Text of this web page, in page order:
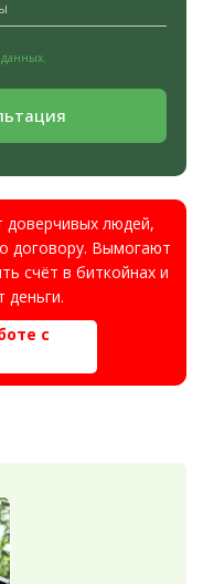
данных.
людей,
договору. Вымогают
счёт в биткойнах и
с